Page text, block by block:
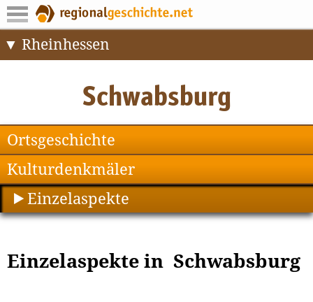
Rheinhessen
Ortsgeschichte
Kulturdenkmäler
Einzelaspekte
Einzelaspekte in Schwabsburg